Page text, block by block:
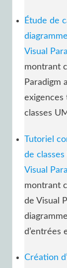
Étude de
Visual
montrant
Paradigm
exigences
classes
Tutoriel
de classes
Visual
montrant
de Visual
d’entrées
Création